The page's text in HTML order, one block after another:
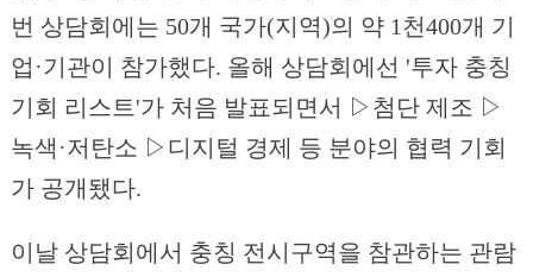
번 상담회에는 50개 국가(지역)의 약 1천400개 기
업·기관이 참가했다. 올해 상담회에선 '투자 충칭
기회 리스트'가 처음 발표되면서 ▷첨단 제조 ▷
녹색·저탄소 ▷디지털 경제 등 분야의 협력 기회
가 공개됐다.
이날 상담회에서 충칭 전시구역을 참관하는 관람